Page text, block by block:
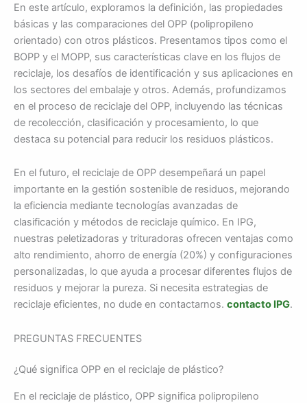
En este artículo, exploramos la definición, las propiedades
básicas y las comparaciones del OPP (polipropileno
orientado) con otros plásticos. Presentamos tipos como el
BOPP y el MOPP, sus características clave en los flujos de
reciclaje, los desafíos de identificación y sus aplicaciones en
los sectores del embalaje y otros. Además, profundizamos
en el proceso de reciclaje del OPP, incluyendo las técnicas
de recolección, clasificación y procesamiento, lo que
destaca su potencial para reducir los residuos plásticos.
En el futuro, el reciclaje de OPP desempeñará un papel
importante en la gestión sostenible de residuos, mejorando
la eficiencia mediante tecnologías avanzadas de
clasificación y métodos de reciclaje químico. En IPG,
nuestras peletizadoras y trituradoras ofrecen ventajas como
alto rendimiento, ahorro de energía (20%) y configuraciones
personalizadas, lo que ayuda a procesar diferentes flujos de
residuos y mejorar la pureza. Si necesita estrategias de
reciclaje eficientes, no dude en contactarnos. contacto IPG.
PREGUNTAS FRECUENTES
¿Qué significa OPP en el reciclaje de plástico?
En el reciclaje de plástico, OPP significa polipropileno